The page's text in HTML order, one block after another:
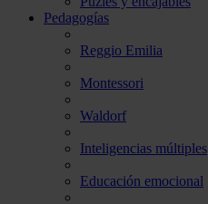
Pedagogías
Reggio Emilia
Montessori
Waldorf
Inteligencias múltiples
Educación emocional